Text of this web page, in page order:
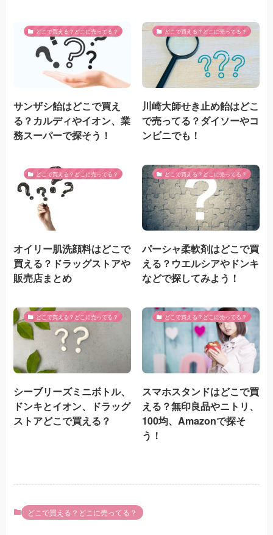
どこで買える？どこに売ってる？
サンザシ飴はどこで買え
る？カルディやイオン、業
務スーパーで探そう！
どこで買える？どこに売ってる？
川崎大師せき止め飴はどこ
で売ってる？ダイソーやコ
ンビニでも！
どこで買える？どこに売ってる？
オイリー肌洗顔料はどこで
買える？ドラッグストアや
販売店まとめ
どこで買える？どこに売ってる？
パーシャ柔軟剤はどこで買
える？ウエルシアやドンキ
などで探してみよう！
どこで買える？どこに売ってる？
シーブリーズミニボトル、
ドンキとイオン、ドラッグ
ストアどこで買える？
どこで買える？どこに売ってる？
スマホスタンドはどこで買
える？無印良品やニトリ、
100均、Amazonで探そ
う！
どこで買える？どこに売ってる？